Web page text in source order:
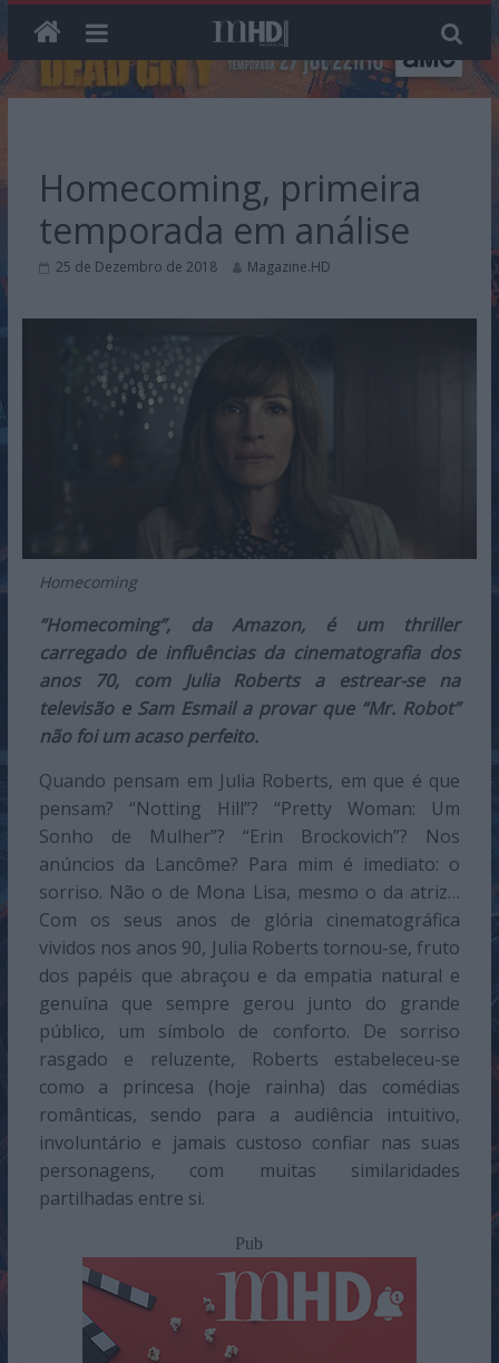
Homecoming, primeira
temporada em análise
25 de Dezembro de 2018 Magazine.HD
Homecoming
“Homecoming”, da Amazon, é um thriller
carregado de influências da cinematografia dos
anos 70, com Julia Roberts a estrear-se na
televisão e Sam Esmail a provar que “Mr. Robot”
não foi um acaso perfeito.
Quando pensam em Julia Roberts, em que é que
pensam? “Notting Hill”? “Pretty Woman: Um
Sonho de Mulher”? “Erin Brockovich”? Nos
anúncios da Lancôme? Para mim é imediato: o
sorriso. Não o de Mona Lisa, mesmo o da atriz…
Com os seus anos de glória cinematográfica
vividos nos anos 90, Julia Roberts tornou-se, fruto
dos papéis que abraçou e da empatia natural e
genuína que sempre gerou junto do grande
público, um símbolo de conforto. De sorriso
rasgado e reluzente, Roberts estabeleceu-se
como a princesa (hoje rainha) das comédias
românticas, sendo para a audiência intuitivo,
involuntário e jamais custoso confiar nas suas
personagens, com muitas similaridades
partilhadas entre si.
Pub